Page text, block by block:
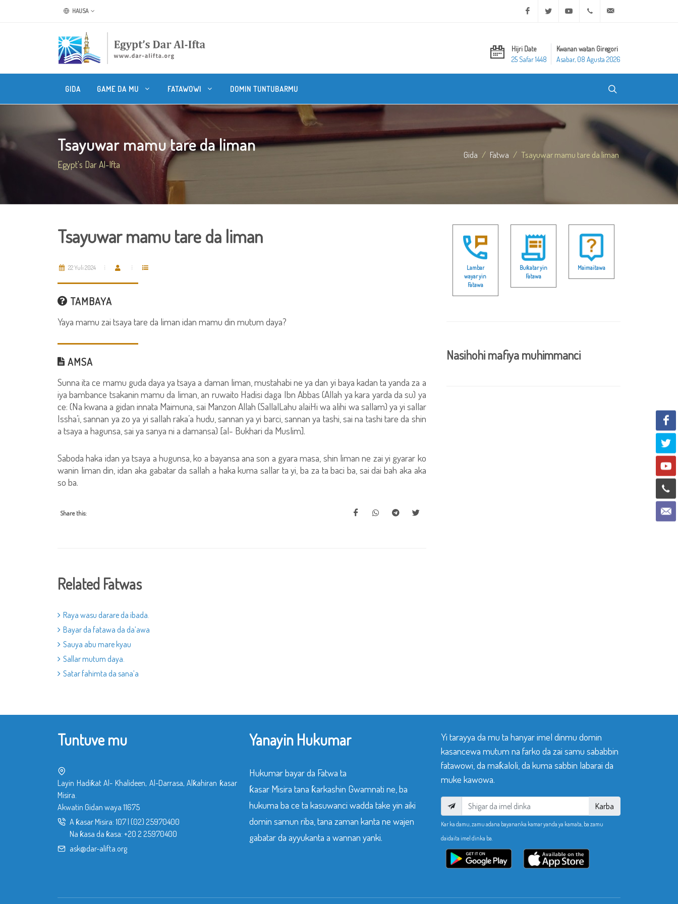
HAUSA Facebook Twitter Youtube +20 2 25970400
Hijri Date
25 Safar 1448
Kwanan watan Giregori
Asabar, 08 Agusta 2026
GIDA GAME DA MU FATAWOWI DOMIN TUNTUBARMU
Tsayuwar mamu tare da liman
Egypt's Dar Al-Ifta
Gida Fatwa Tsayuwar mamu tare da liman
Tsayuwar mamu tare da liman
22 Yuli 2024
TAMBAYA
Yaya mamu zai tsaya tare da liman idan mamu din mutum daya?
AMSA
Sunna ita ce mamu guda daya ya tsaya a daman liman, mustahabi ne ya dan yi baya kadan ta yanda za a
iya bambance tsakanin mamu da liman, an ruwaito Hadisi daga Ibn Abbas (Allah ya kara yarda da su) ya
ce: (Na kwana a gidan innata Maimuna, sai Manzon Allah (SallalLahu alaiHi wa alihi wa sallam) ya yi sallar
Issha’i, sannan ya zo ya yi sallah raka’a hudu, sannan ya yi barci, sannan ya tashi, sai na tashi tare da shin
a tsaya a hagunsa, sai ya sanya ni a damansa) [al- Bukhari da Muslim].
Saboda haka idan ya tsaya a hugunsa, ko a bayansa ana son a gyara masa, shin liman ne zai yi gyarar ko
wanin liman din, idan aka gabatar da sallah a haka kuma sallar ta yi, ba za ta baci ba, sai dai bah aka aka
so ba.
Share this:
Related Fatwas
Raya wasu darare da ibada.
Bayar da fatawa da da’awa
Sauya abu mare kyau
Sallar mutum daya.
Satar fahimta da sana’a
Lambar
wayar yin
Fatawa
Buƙatar yin
Fatawa
Maimaitawa
Nasihohi mafiya muhimmanci
Tuntuve mu
Layin Hadiƙat Al- Khalideen, Al-Darrasa, Alƙahiran ƙasar
Misira.
Akwatin Gidan waya 11675
A ƙasar Misira: 107 (02) 25970400
Na ƙasa da ƙasa: +20 2 25970400
ask@dar-alifta.org
Yanayin Hukumar
Hukumar bayar da Fatwa ta
ƙasar Misira tana ƙarkashin Gwamnati ne, ba
hukuma ba ce ta kasuwanci wadda take yin aiki
domin samun riba, tana zaman kanta ne wajen
gabatar da ayyukanta a wannan yanki.
Yi tarayya da mu ta hanyar imel dinmu domin
kasancewa mutum na farko da zai samu sababbin
fatawowi, da maƙaloli, da kuma sabbin labarai da
muke kawowa.
Karba
Kar ka damu, zamu adana bayananka kamar yanda ya kamata, ba zamu
daidaita imel dinka ba.